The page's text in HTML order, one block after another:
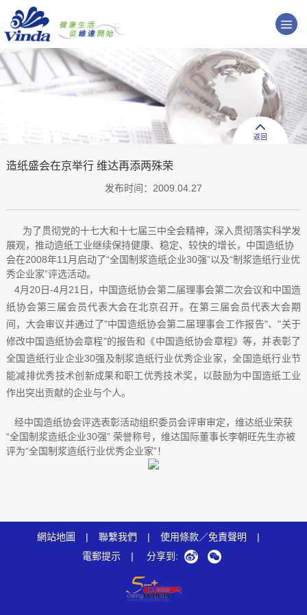
返回
造纸盛会在京举行 维达再添两殊荣
发布时间：2009.04.27
为了贯彻党的十七大和十七届三中全会精神，深入贯彻落实科学发
展观，推动造纸工业继续保持健康、稳定、较快的增长，中国造纸协
会在2008年11月启动了“全国制浆造纸企业30强”以及“制浆造纸行业优
秀企业家”评选活动。
4月20日-4月21日，中国造纸协会第二届理事会第二次会议和中国造
纸协会第三届会员代表大会在北京召开。在第三届会员代表大会期
间，大会审议并通过了"中国造纸协会第二届理事会工作报告"、"关于
修改中国造纸协会章程"的报告和《中国造纸协会章程》等，并表彰了
全国造纸行业企业30强及制浆造纸行业优秀企业家，全国造纸行业节
能减排优秀技术创新成果和职工优秀技术奖，以鼓励为中国造纸工业
作出突出贡献的企业与个人。
经中国造纸协会评选表彰活动组织委员会评审审定，维达纸业荣获
“全国制浆造纸企业30强” 荣誉称号，维达国际董事长李朝旺先生亦被
评为“全国制浆造纸行业优秀企业家”！
網站地圖 | 聯繫我們 | 使用條款／免責聲明
|
電郵提示
| 分享到: